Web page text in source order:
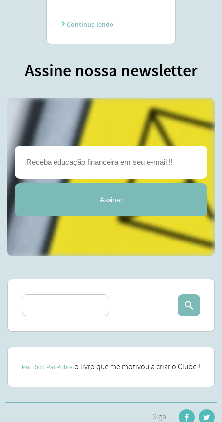
Continue lendo
Assine nossa newsletter
Assinar
Pai Rico Pai Pobre o livro que me motivou a criar o Clube !